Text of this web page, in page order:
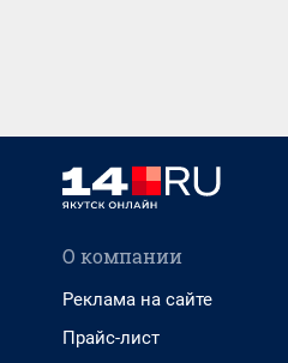
О компании
Реклама на сайте
Прайс-лист